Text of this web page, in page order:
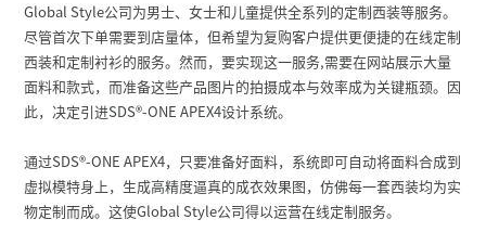
Global Style公司为男士、女士和儿童提供全系列的定制西装等服务。
尽管首次下单需要到店量体，但希望为复购客户提供更便捷的在线定制
西装和定制衬衫的服务。然而，要实现这一服务,需要在网站展示大量
面料和款式，而准备这些产品图片的拍摄成本与效率成为关键瓶颈。因
此，决定引进SDS®-ONE APEX4设计系统。
通过SDS®-ONE APEX4，只要准备好面料，系统即可自动将面料合成到
虚拟模特身上，生成高精度逼真的成衣效果图，仿佛每一套西装均为实
物定制而成。这使Global Style公司得以运营在线定制服务。